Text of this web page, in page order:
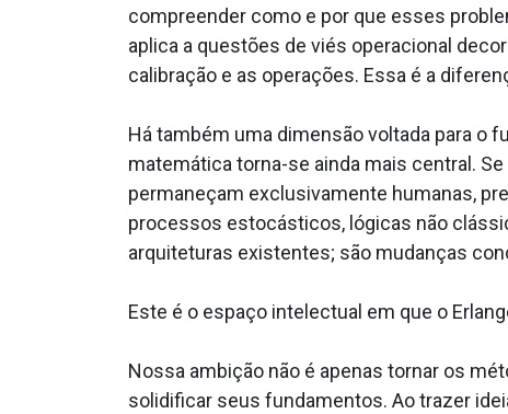
compreender como e por que esses
aplica a questões de viés operacional
calibração e as operações. Essa é a
Há também uma dimensão voltada para o
matemática torna-se ainda mais central.
permaneçam exclusivamente humanas,
processos estocásticos, lógicas não
arquiteturas existentes; são mudanças
Este é o espaço intelectual em que o
Nossa ambição não é apenas tornar os
solidificar seus fundamentos. Ao trazer